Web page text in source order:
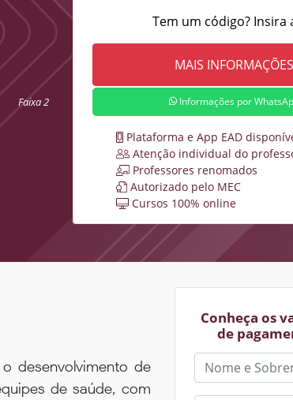
Faixa 2
Tem um código? Insira
Informações por
Plataforma e App EAD
Atenção individual do
Professores renomados
Autorizado pelo MEC
Cursos 100% online
desenvolvimento de
de saúde, com
Conheça os
de